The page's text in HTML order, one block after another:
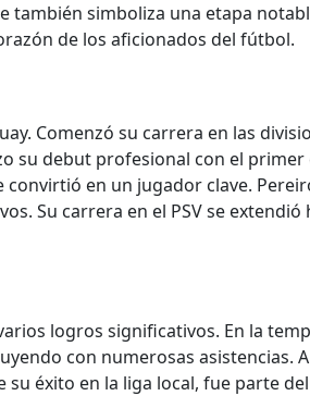
simboliza una etapa
de los aficionados del fútbol.
Comenzó su carrera en las
su debut profesional con el
convirtió en un jugador clave.
Su carrera en el PSV se
logros significativos. En la
con numerosas asistencias.
éxito en la liga local, fue parte